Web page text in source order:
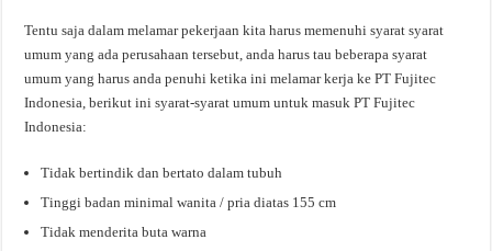
Tentu saja dalam melamar pekerjaan kita harus memenuhi syarat syarat
umum yang ada perusahaan tersebut, anda harus tau beberapa syarat
umum yang harus anda penuhi ketika ini melamar kerja ke PT Fujitec
Indonesia, berikut ini syarat-syarat umum untuk masuk PT Fujitec
Indonesia:
Tidak bertindik dan bertato dalam tubuh
Tinggi badan minimal wanita / pria diatas 155 cm
Tidak menderita buta warna